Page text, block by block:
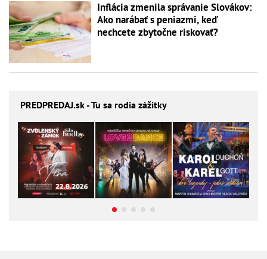
Inflácia zmenila správanie Slovákov:
Ako narábať s peniazmi, keď
nechcete zbytočne riskovať?
PREDPREDAJ.sk - Tu sa rodia zážitky